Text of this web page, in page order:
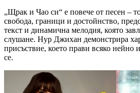
„Щрак и Чао си“ е повече от песен –
свобода, граници и достойнство,
текст и динамична мелодия, която
слушане. Нур Джихан демонстрира
присъствие, което прави всяко нейно
се.